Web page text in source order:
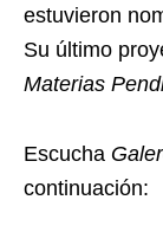
estuvieron
Su último
Materias
Escucha
continuación: